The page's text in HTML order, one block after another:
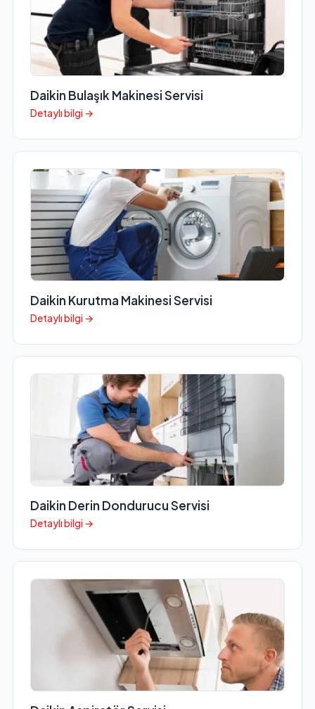
Daikin Bulaşık Makinesi Servisi
Detaylı bilgi →
Daikin Kurutma Makinesi Servisi
Detaylı bilgi →
Daikin Derin Dondurucu Servisi
Detaylı bilgi →